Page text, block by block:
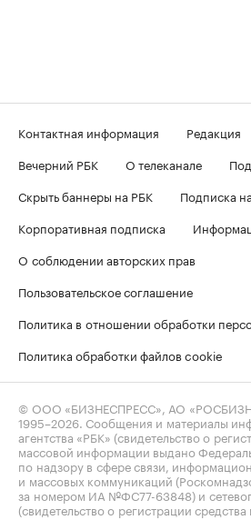
Контактная информация Редакция
Вечерний РБК
О телеканале
Скрыть баннеры на РБК
Подписка
Корпоративная подписка
О соблюдении авторских прав
Пользовательское соглашение
Политика в отношении обработки
Политика обработки файлов cookie
© ООО «БИЗНЕСПРЕСС», АО
1995–2026. Сообщения и материалы
агентства «РБК» (свидетельство о
массовой информации выдано
по надзору в сфере связи,
и массовых коммуникаций
за номером ИА №ФС77-63848) и
(свидетельство о регистрации